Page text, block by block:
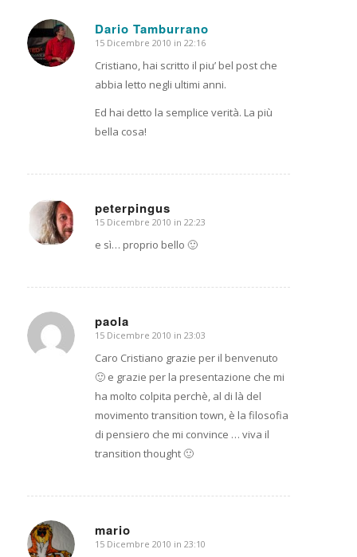
Dario Tamburrano
dice:
15 Dicembre 2010 in 22:16
Cristiano, hai scritto il piu’ bel post che
abbia letto negli ultimi anni.
Ed hai detto la semplice verità. La più
bella cosa!
peterpingus
dice:
15 Dicembre 2010 in 22:23
e sì… proprio bello 🙂
paola
dice:
15 Dicembre 2010 in 23:03
Caro Cristiano grazie per il benvenuto
🙂 e grazie per la presentazione che mi
ha molto colpita perchè, al di là del
movimento transition town, è la filosofia
di pensiero che mi convince … viva il
transition thought 🙂
mario
dice:
15 Dicembre 2010 in 23:10